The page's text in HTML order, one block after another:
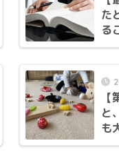
た
る
も
と
も
の